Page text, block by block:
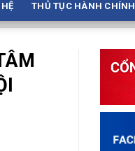
THỦ TỤC HÀNH CHÍNH